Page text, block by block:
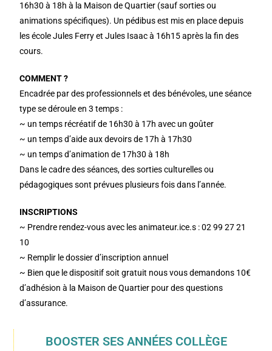
16h30 à 18h à la Maison de Quartier (sauf sorties ou
animations spécifiques). Un pédibus est mis en place depuis
les école Jules Ferry et Jules Isaac à 16h15 après la fin des
cours.
COMMENT ?
Encadrée par des professionnels et des bénévoles, une séance
type se déroule en 3 temps :
~ un temps récréatif de 16h30 à 17h avec un goûter
~ un temps d’aide aux devoirs de 17h à 17h30
~ un temps d’animation de 17h30 à 18h
Dans le cadre des séances, des sorties culturelles ou
pédagogiques sont prévues plusieurs fois dans l’année.
INSCRIPTIONS
~ Prendre rendez-vous avec les animateur.ice.s : 02 99 27 21
10
~ Remplir le dossier d’inscription annuel
~ Bien que le dispositif soit gratuit nous vous demandons 10€
d’adhésion à la Maison de Quartier pour des questions
d’assurance.
BOOSTER SES ANNÉES COLLÈGE